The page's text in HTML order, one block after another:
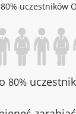
80% uczestników
80%